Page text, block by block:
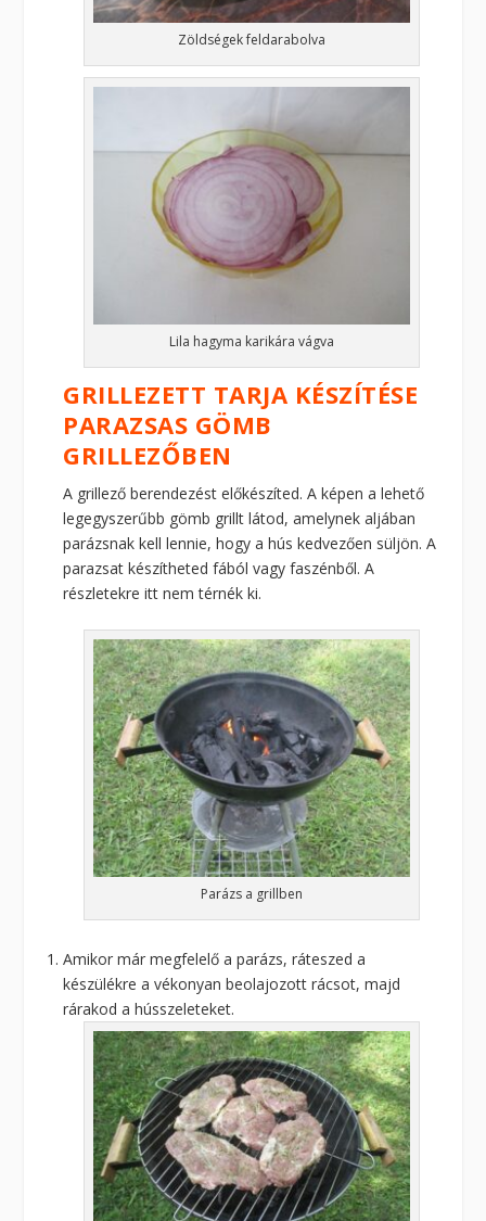
Zöldségek feldarabolva
Lila hagyma karikára vágva
GRILLEZETT TARJA KÉSZÍTÉSE
PARAZSAS GÖMB
GRILLEZŐBEN
A grillező berendezést előkészíted. A képen a lehető
legegyszerűbb gömb grillt látod, amelynek aljában
parázsnak kell lennie, hogy a hús kedvezően süljön. A
parazsat készítheted fából vagy faszénből. A
részletekre itt nem térnék ki.
Parázs a grillben
Amikor már megfelelő a parázs, ráteszed a
készülékre a vékonyan beolajozott rácsot, majd
rárakod a hússzeleteket.